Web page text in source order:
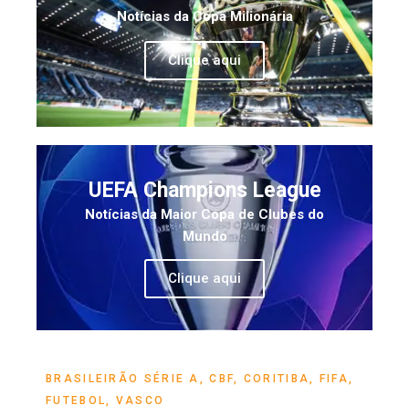
Notícias da Copa Milionária
Clique aqui
UEFA Champions League
Notícias da Maior Copa de Clubes do
Mundo
Clique aqui
BRASILEIRÃO SÉRIE A ,CBF CORITIBA FIFA
FUTEBOL
VASCO